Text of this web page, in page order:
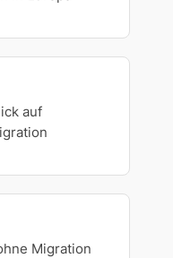
auf
Migration